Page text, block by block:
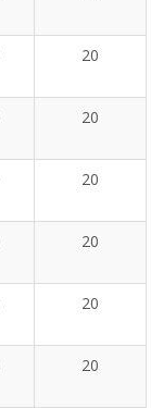
20
20
20
20
20
20